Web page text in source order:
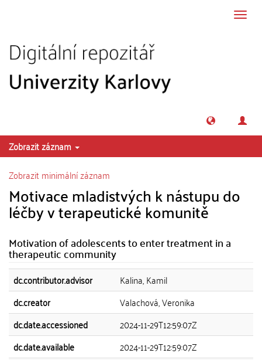
Zobrazit záznam
Zobrazit minimální záznam
Motivace mladistvých k nástupu do
léčby v terapeutické komunitě
Motivation of adolescents to enter treatment in a
therapeutic community
dc.contributor.advisor
Kalina, Kamil
dc.creator
Valachová, Veronika
dc.date.accessioned
2024-11-29T12:59:07Z
dc.date.available
2024-11-29T12:59:07Z